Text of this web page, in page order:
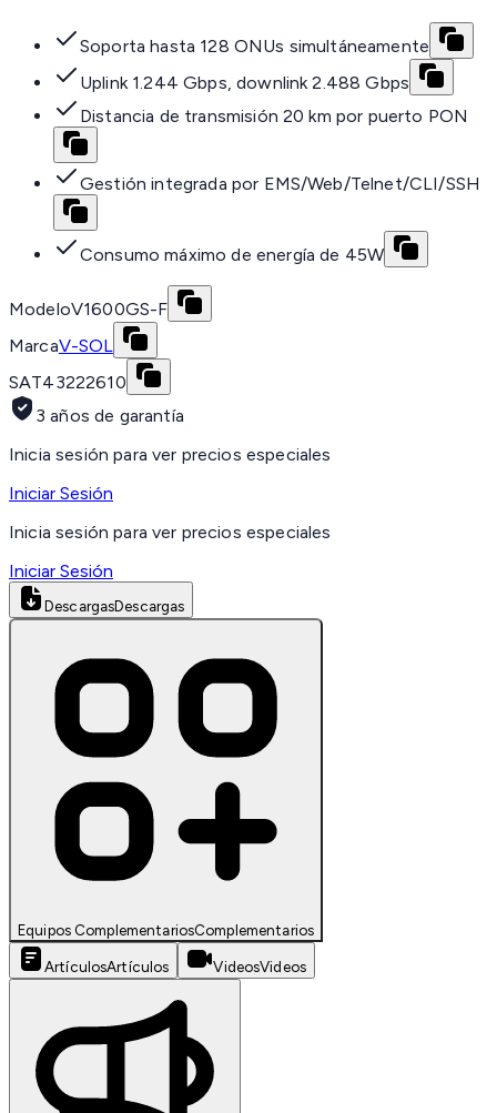
Soporta hasta 128 ONUs simultáneamente
Uplink 1.244 Gbps, downlink 2.488 Gbps
Distancia de transmisión 20 km por puerto PON
Gestión integrada por EMS/Web/Telnet/CLI/SSH
Consumo máximo de energía de 45W
ModeloV1600GS-F
MarcaV-SOL
SAT43222610
3 años de garantía
Inicia sesión para ver precios especiales
Iniciar Sesión
Inicia sesión para ver precios especiales
Iniciar Sesión
DescargasDescargas
Equipos ComplementariosComplementarios
ArtículosArtículos VideosVideos